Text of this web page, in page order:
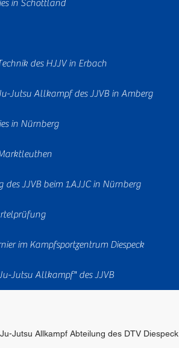
in Schottland
des HJJV in Erbach
Jutsu Allkampf des JJVB in Amberg
in Nürnberg
JJVB beim 1.AJJC in Nürnberg
im Kampfsportzentrum Diespeck
Jutsu Allkampf" des JJVB
Jutsu Allkampf Abteilung des DTV Diespeck